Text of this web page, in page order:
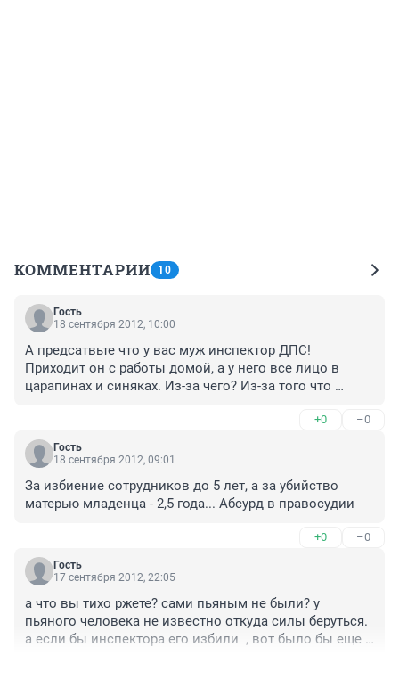
КОММЕНТАРИИ 10
Гость
18 сентября 2012, 10:00
А предсатвьте что у вас муж инспектор ДПС!
Приходит он с работы домой, а у него все лицо в
царапинах и синяках. Из-за чего? Из-за того что
молодецкую свою показать, да перед друзьями
покрасоваться. Неужели инспектор ДПС - это уже не
человек??? странные комментарии, честное слово!
+0 –0
Гость
18 сентября 2012, 09:01
За избиение сотрудников до 5 лет, а за убийство
матерью младенца - 2,5 года... Абсурд в правосудии
+0 –0
Гость
17 сентября 2012, 22:05
а что вы тихо ржете? сами пьяным не были? у
пьяного человека не известно откуда силы беруться.
а если бы инспектора его избили  , вот было бы еще